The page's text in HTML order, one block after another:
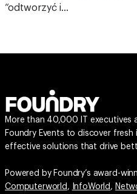
“odtworzyć i…
More than 40,000 IT executives
Foundry Events to discover
effective solutions that drive
Powered by Foundry’s award-
Computerworld , InfoWorld ,